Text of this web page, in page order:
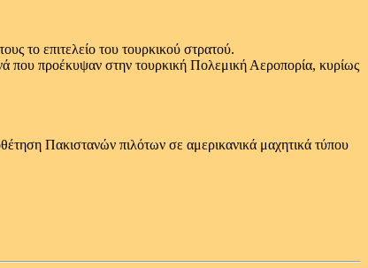
το επιτελείο του τουρκικού στρατού.
που προέκυψαν στην τουρκική Πολεμική Αεροπορία, κυρίως
Πακιστανών πιλότων σε αμερικανικά μαχητικά τύπου